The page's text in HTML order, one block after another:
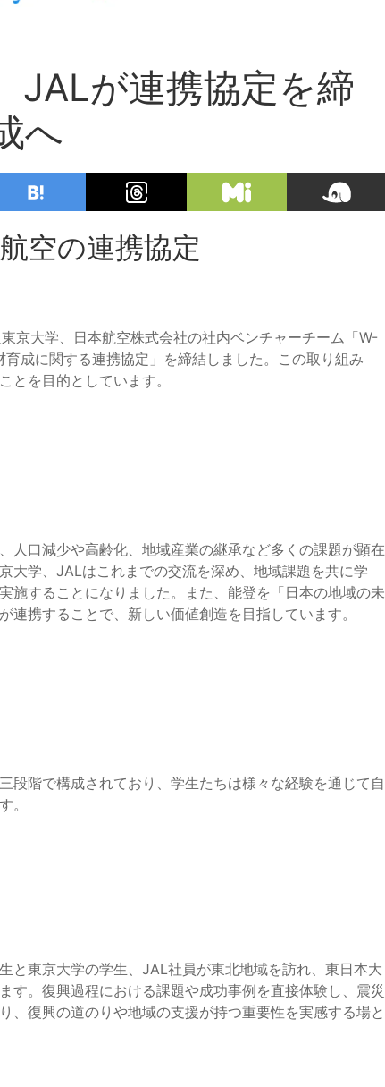
JALが連携協定を締
へ
空の連携協定
京大学、日本航空株式会社の社内ベンチャーチーム「W-
成に関する連携協定」を締結しました。この取り組み
とを目的としています。
人口減少や高齢化、地域産業の継承など多くの課題が顕在
大学、JALはこれまでの交流を深め、地域課題を共に学
施することになりました。また、能登を「日本の地域の未
携することで、新しい価値創造を目指しています。
段階で構成されており、学生たちは様々な経験を通じて自
。
と東京大学の学生、JAL社員が東北地域を訪れ、東日本大
す。復興過程における課題や成功事例を直接体験し、震災
、復興の道のりや地域の支援が持つ重要性を実感する場と